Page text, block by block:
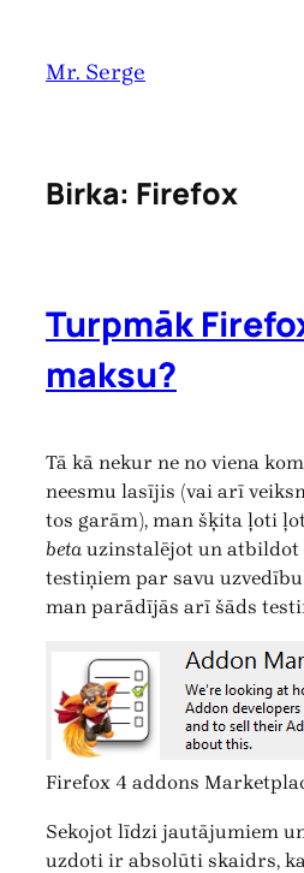
saturu
Mr. Serge
Birka: Firefox
Turpmāk
maksu?
Tā kā nekur ne no viena
neesmu lasījis (vai arī
tos garām), man šķita ļoti
beta uzinstalējot un
testiņiem par savu
man parādījās arī šāds
Firefox 4 addons
Sekojot līdzi jautājumiem
uzdoti ir absolūti skaidrs,